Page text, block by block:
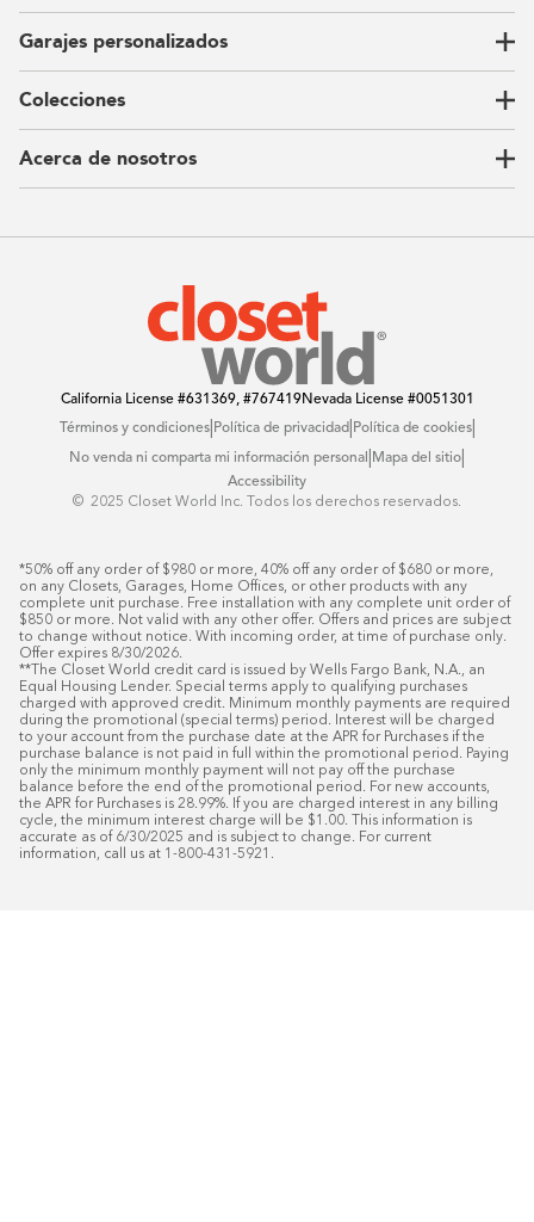
Vestidores
Armarios de pared
Guardarropas
Armarios para niños
Garajes personalizados
Nuestra historia
Our Process
Carta del CEO
Sostenibilidad
Colecciones
Ubicaciones
Contacto
Acerca de nosotros
California License#631369, #767419Nevada License#0051301
Términos y condiciones| Política de privacidad| Política de cookies|
No venda ni comparta mi información personal Mapa del sitio
Accessibility
© ️ 2025 Closet World Inc. Todos los derechos reservados.
*50% off any order of $980 or more, 40% off any order of $680 or more,
on any Closets, Garages, Home Offices, or other products with any
complete unit purchase. Free installation with any complete unit order of
$850 or more. Not valid with any other offer. Offers and prices are subject
to change without notice. With incoming order, at time of purchase only.
Offer expires 8/30/2026.
**The Closet World credit card is issued by Wells Fargo Bank, N.A., an
Equal Housing Lender. Special terms apply to qualifying purchases
charged with approved credit. Minimum monthly payments are required
during the promotional (special terms) period. Interest will be charged
to your account from the purchase date at the APR for Purchases if the
purchase balance is not paid in full within the promotional period. Paying
only the minimum monthly payment will not pay off the purchase
balance before the end of the promotional period. For new accounts,
the APR for Purchases is 28.99%. If you are charged interest in any billing
cycle, the minimum interest charge will be $1.00. This information is
accurate as of 6/30/2025 and is subject to change. For current
information, call us at 1-800-431-5921.